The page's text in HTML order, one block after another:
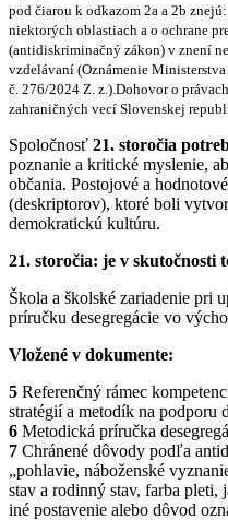
pod čiarou k odkazom 2a a 2b
niektorých oblastiach a o ochrane
(antidiskriminačný zákon) v znení
vzdelávaní (Oznámenie
č. 276/2024 Z. z.).Dohovor o
zahraničných vecí Slovenskej
Spoločnosť 21. storočia
poznanie a kritické myslenie,
občania. Postojové a
(deskriptorov), ktoré boli
demokratickú kultúru.
21. storočia: je v skutočnosti
Škola a školské zariadenie pri
príručku desegregácie vo
Vložené v dokumente:
5 Referenčný rámec
stratégií a metodík na podporu
6 Metodická príručka
7 Chránené dôvody podľa
„pohlavie, náboženské
stav a rodinný stav, farba
iné postavenie alebo dôvod